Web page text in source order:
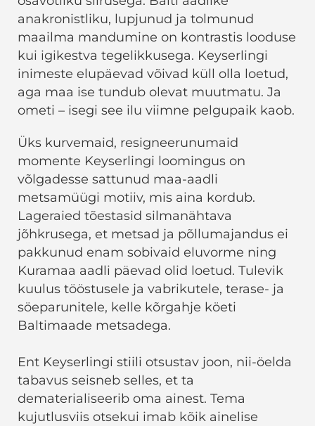
anakronistliku, lupjunud ja tolmunud
maailma mandumine on kontrastis looduse
kui igikestva tegelikkusega. Keyserlingi
inimeste elupäevad võivad küll olla loetud,
aga maa ise tundub olevat muutmatu. Ja
ometi – isegi see ilu viimne pelgupaik kaob.
Üks kurvemaid, resigneerunumaid
momente Keyserlingi loomingus on
võlgadesse sattunud maa-aadli
metsamüügi motiiv, mis aina kordub.
Lageraied tõestasid silmanähtava
jõhkrusega, et metsad ja põllumajandus ei
pakkunud enam sobivaid eluvorme ning
Kuramaa aadli päevad olid loetud. Tulevik
kuulus tööstusele ja vabrikutele, terase- ja
söeparunitele, kelle kõrgahje köeti
Baltimaade metsadega.
Ent Keyserlingi stiili otsustav joon, nii-öelda
tabavus seisneb selles, et ta
dematerialiseerib oma ainest. Tema
kujutlusviis otsekui imab kõik ainelise